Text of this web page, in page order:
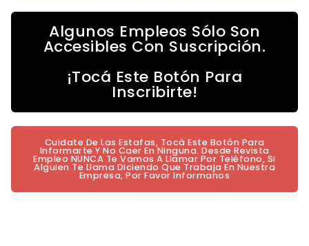
Algunos Empleos Sólo Son
Accesibles Con Suscripción.
¡Tocá Este Botón Para
Inscribirte!
Cuidate De Las Estafas, Tocá Este Botón Para
Informarte Y No Caer En Ninguna. Desde Revista
Empleo NUNCA Te Vamos A Llamar Por Teléfono, Si
Alguien Te Llama Diciendo Que Trabaja En Nuestra
Empresa, Por Favor Informanos